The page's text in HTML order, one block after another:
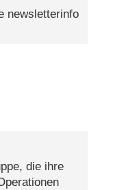
newsletterinfo
die ihre